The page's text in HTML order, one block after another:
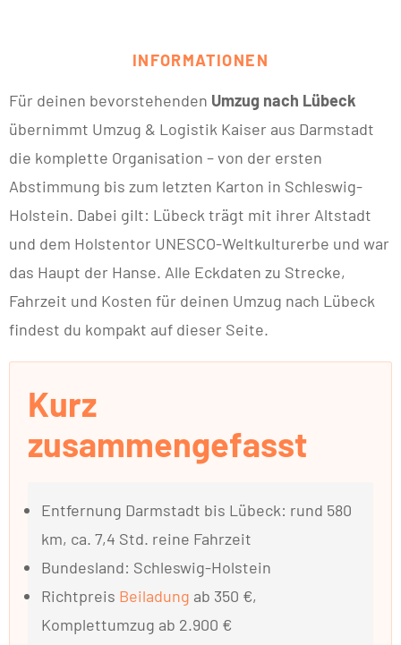
INFORMATIONEN
Für deinen bevorstehenden Umzug nach Lübeck
übernimmt Umzug & Logistik Kaiser aus Darmstadt
die komplette Organisation – von der ersten
Abstimmung bis zum letzten Karton in Schleswig-
Holstein. Dabei gilt: Lübeck trägt mit ihrer Altstadt
und dem Holstentor UNESCO-Weltkulturerbe und war
das Haupt der Hanse. Alle Eckdaten zu Strecke,
Fahrzeit und Kosten für deinen Umzug nach Lübeck
findest du kompakt auf dieser Seite.
Kurz
zusammengefasst
Entfernung Darmstadt bis Lübeck: rund 580
km, ca. 7,4 Std. reine Fahrzeit
Bundesland: Schleswig-Holstein
Richtpreis Beiladung ab 350 €,
Komplettumzug ab 2.900 €